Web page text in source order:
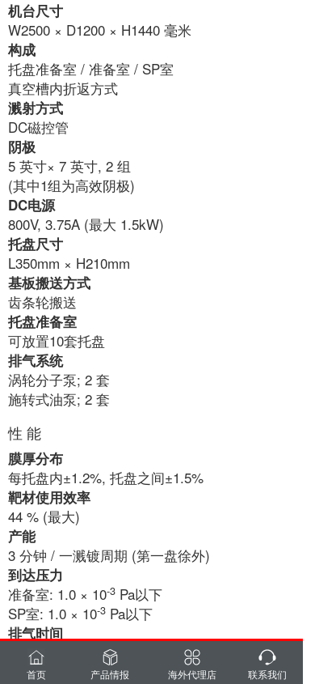
机台尺寸
W2500 × D1200 × H1440 毫米
构成
托盘准备室 / 准备室 / SP室
真空槽内折返方式
溅射方式
DC磁控管
阴极
5 英寸× 7 英寸, 2 组
(其中1组为高效阴极)
DC电源
800V, 3.75A (最大 1.5kW)
托盘尺寸
L350mm × H210mm
基板搬送方式
齿条轮搬送
托盘准备室
可放置10套托盘
排气系统
涡轮分子泵; 2 套
施转式油泵; 2 套
性 能
膜厚分布
每托盘内±1.2%, 托盘之间±1.5%
靶材使用效率
44 % (最大)
产能
3 分钟 / 一溅镀周期 (第一盘徐外)
到达压力
准备室: 1.0 × 10-3 Pa以下
SP室: 1.0 × 10-3 Pa以下
排气时间
准备室: 3 分钟内到达 2.0 × 10-2Pa
SP室: 10 分钟内到达 1.2 × 10-2Pa
首页 产品情报 海外代理店 联系我们